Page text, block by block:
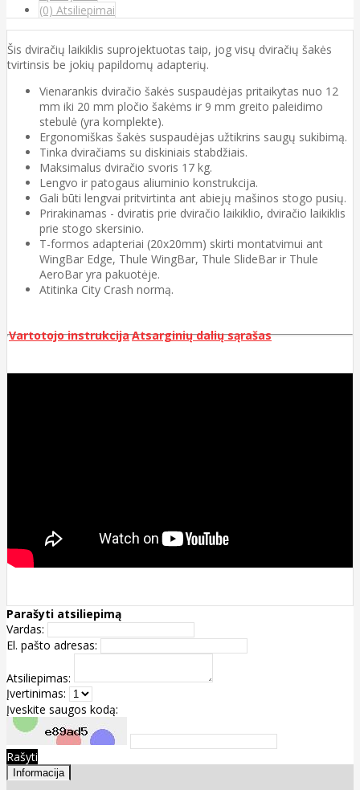
(0) Atsiliepimai
Šis dviračių laikiklis suprojektuotas taip, jog visų dviračių šakės
tvirtinsis be jokių papildomų adapterių.
Vienarankis dviračio šakės suspaudėjas pritaikytas nuo 12
mm iki 20 mm pločio šakėms ir 9 mm greito paleidimo
stebulė (yra komplekte).
Ergonomiškas šakės suspaudėjas užtikrins saugų sukibimą.
Tinka dviračiams su diskiniais stabdžiais.
Maksimalus dviračio svoris 17 kg.
Lengvo ir patogaus aliuminio konstrukcija.
Gali būti lengvai pritvirtinta ant abiejų mašinos stogo pusių.
Prirakinamas - dviratis prie dviračio laikiklio, dviračio laikiklis
prie stogo skersinio.
T-formos adapteriai (20x20mm) skirti montatvimui ant
WingBar Edge, Thule WingBar, Thule SlideBar ir Thule
AeroBar yra pakuotėje.
Atitinka City Crash normą.
Vartotojo instrukcijaAtsarginių dalių sąrašas
Parašyti atsiliepimą
Vardas:
El. pašto adresas:
Atsiliepimas:
Įvertinimas:
Įveskite saugos kodą:
Rašyti
Informacija